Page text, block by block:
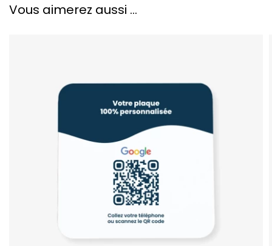
Vous aimerez aussi ...